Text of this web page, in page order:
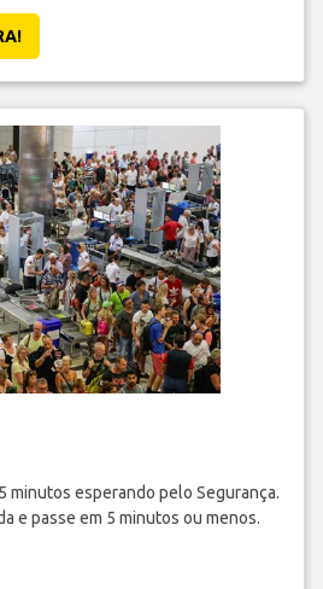
minutos esperando pelo Segurança.
e passe em 5 minutos ou menos.